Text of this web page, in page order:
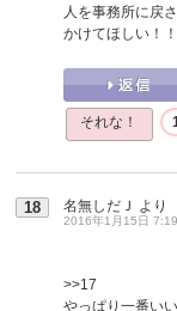
人を事務所に戻
かけてほしい！
それな！
18 名無しだＪ より
2016年1月15日
>>17
やっぱり一番い